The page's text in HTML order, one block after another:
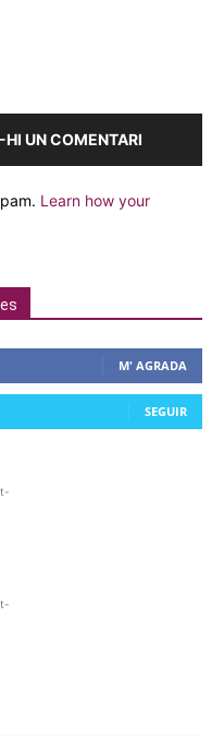
HI UN COMENTARI
Learn how your
M' AGRADA
SEGUIR